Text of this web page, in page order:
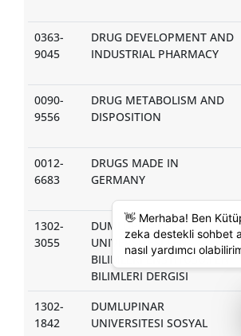
0363-
9045
DRUG DEVELOPMENT AND
INDUSTRIAL PHARMACY
0090-
9556
DRUG METABOLISM AND
DISPOSITION
0012-
6683
DRUGS MADE IN
GERMANY
1302-
3055
DUMLUPINAR
UNIVERSITESI FEN
BILIMLERI ENSTITUSU.FEN
BILIMLERI DERGISI
1302-
1842
DUMLUPINAR
UNIVERSITESI SOSYAL